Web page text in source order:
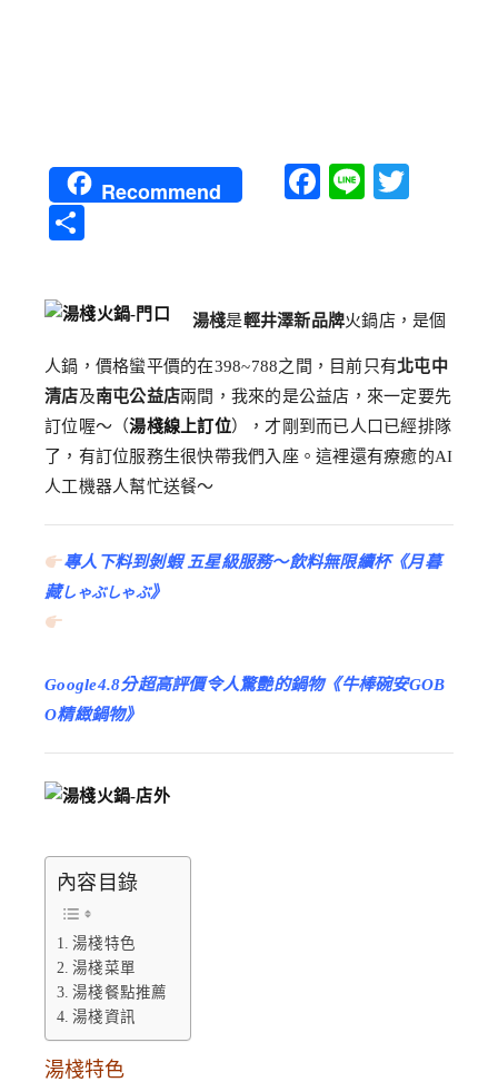
Recommend Facebook
Line
湯棧是輕井澤新品牌火鍋店，是個
人鍋，價格蠻平價的在398~788之間，目前只有北屯中
清店及南屯公益店兩間，我來的是公益店，來一定要先
訂位喔～（湯棧線上訂位），才剛到而已人口已經排隊
了，有訂位服務生很快帶我們入座。這裡還有療癒的AI
人工機器人幫忙送餐～
專人下料到剝蝦 五星級服務～飲料無限續杯《月暮
藏しゃぶしゃぶ》
Google4.8分超高評價令人驚艷的鍋物《牛棒碗安GOB
O精緻鍋物》
內容目錄
湯棧特色
湯棧菜單
湯棧餐點推薦
湯棧資訊
湯棧特色